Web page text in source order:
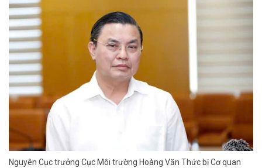
Nguyên Cục trưởng Cục Môi trường Hoàng Văn Thức bị Cơ quan